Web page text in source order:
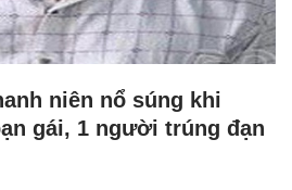
niên nổ súng khi
gái, 1 người trúng đạn